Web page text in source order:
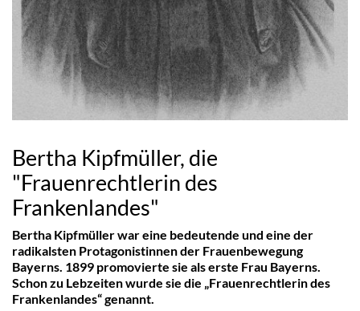
Bertha Kipfmüller, die
"Frauenrechtlerin des
Frankenlandes"
Bertha Kipfmüller war eine bedeutende und eine der
radikalsten Protagonistinnen der Frauenbewegung
Bayerns. 1899 promovierte sie als erste Frau Bayerns.
Schon zu Lebzeiten wurde sie die „Frauenrechtlerin des
Frankenlandes“ genannt.